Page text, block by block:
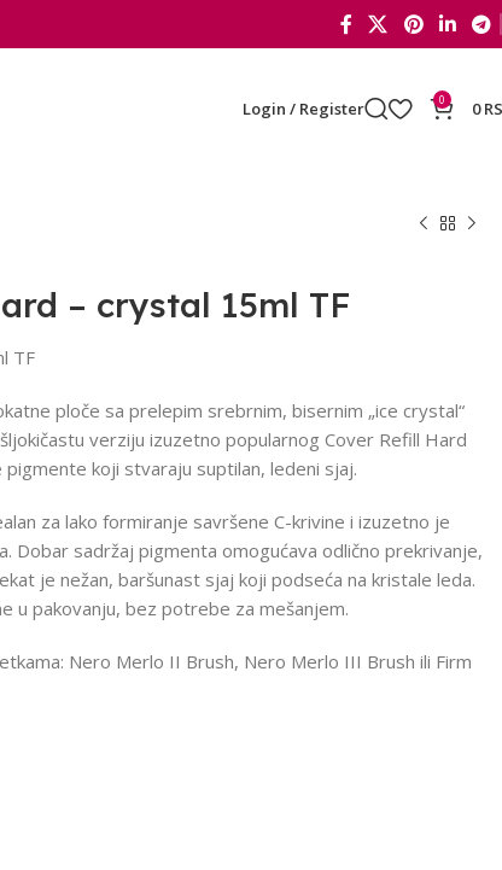
Login / Register 0 0
– crystal 15ml TF
TF
ploče sa prelepim srebrnim, bisernim „ice crystal“
verziju izuzetno popularnog Cover Refill Hard
koji stvaraju suptilan, ledeni sjaj.
za lako formiranje savršene C-krivine i izuzetno je
Dobar sadržaj pigmenta omogućava odlično prekrivanje,
je nežan, baršunast sjaj koji podseća na kristale leda.
u pakovanju, bez potrebe za mešanjem.
Nero Merlo II Brush, Nero Merlo III Brush ili Firm